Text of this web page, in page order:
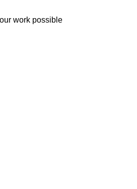
work possible